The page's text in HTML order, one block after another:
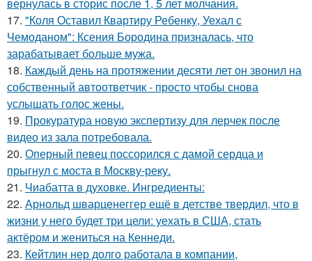
вернулась в сторис после 1, 5 лет молчания.
17. "Коля Оставил Квартиру Ребенку, Уехал с
Чемоданом": Ксения Бородина призналась, что
зарабатывает больше мужа.
18. Каждый день на протяжении десяти лет он звонил на
собственный автоответчик - просто чтобы снова
услышать голос жены.
19. Прокуратура новую экспертизу для лерчек после
видео из зала потребовала.
20. Оперный певец поссорился с дамой сердца и
прыгнул с моста в Москву-реку.
21. Чиабатта в духовке. Ингредиенты:
22. Арнольд шварценеггер ещё в детстве твердил, что в
жизни у него будет три цели: уехать в США, стать
актёром и жениться на Кеннеди.
23. Кейтлин нер долго работала в компании,